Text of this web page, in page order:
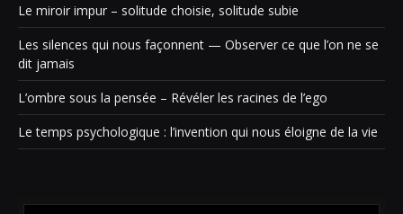
Le miroir impur – solitude choisie, solitude subie
Les silences qui nous façonnent — Observer ce que l’on ne se
dit jamais
L’ombre sous la pensée – Révéler les racines de l’ego
Le temps psychologique : l’invention qui nous éloigne de la vie